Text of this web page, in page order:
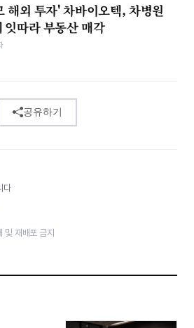
해외 투자' 차바이오텍, 차병원
잇따라 부동산 매각
공유하기
다
및 재배포 금지